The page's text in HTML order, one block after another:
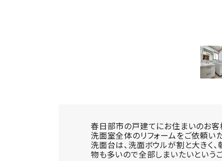
春日部市の戸建てにお住まいのお客
洗面室全体のリフォームをご依頼い
洗面台は、洗面ボウルが割と大きく、
物も多いので全部しまいたいという